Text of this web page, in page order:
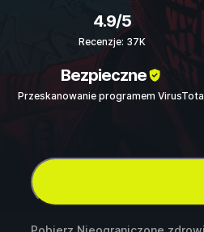
4.9/5
Recenzje: 37K
Bezpieczne
Przeskanowanie programem